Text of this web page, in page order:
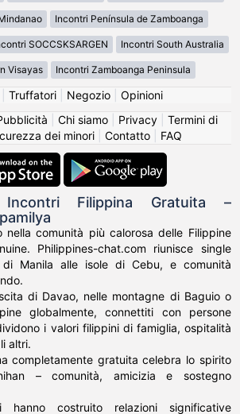
Incontri Península de Zamboanga
SOCCSKSARGEN Incontri South Australia
Visayas Incontri Zamboanga Peninsula
Truffatori| Negozio| Opinioni
Chi siamo| Privacy| Termini di
dei minori| Contatto| FAQ
Filippina Gratuita –
nella comunità più calorosa delle Filippine
Philippines-chat.com riunisce single
di Manila alle isole di Cebu, e comunità
di Davao, nelle montagne di Baguio o
globalmente, connettiti con persone
i valori filippini di famiglia, ospitalità
altri.
completamente gratuita celebra lo spirito
– comunità, amicizia e sostegno
hanno costruito relazioni significative